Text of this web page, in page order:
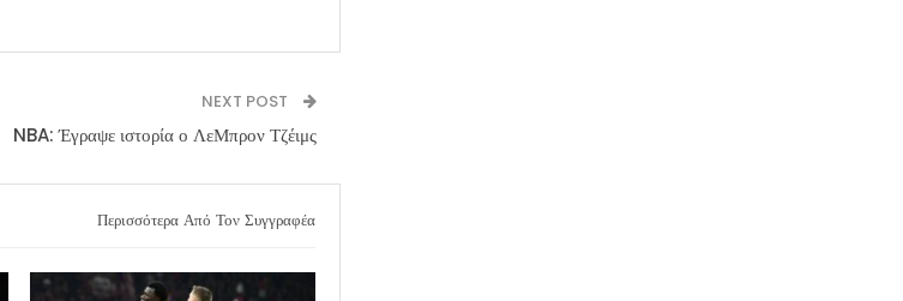
NEXT POST
NBA: Έγραψε ιστορία ο ΛεΜπρον Τζέιμς
Περισσότερα Από Τον Συγγραφέα